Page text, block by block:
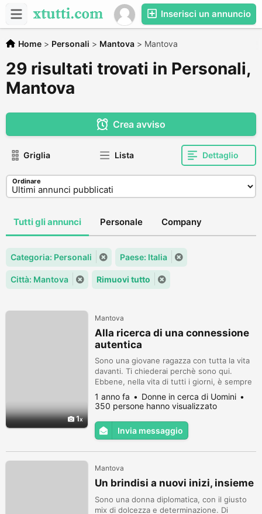
Inserisci un annuncio
Home > Personali > Mantova > Mantova
29 risultati trovati in Personali,
Mantova
Crea avviso
Griglia Lista Dettaglio
Ordinare
Tutti gli annunci Personale Company
Categoria: Personali Paese: Italia
Città: Mantova Rimuovi tutto
1
Mantova
Alla ricerca di una connessione
autentica
Sono una giovane ragazza con tutta la vita
davanti. Ti chiederai perchè sono qui.
Ebbene, nella vita di tutti i giorni, è sempre
più difficile trovare un ragazzo posato, un
ragazzo che guardi al futuro con ottimismo,
che pensi al domani con progetti e sogni da
realizzare. Sei tu?
1 anno fa
Donne in cerca di Uomini
350 persone hanno visualizzato
Invia messaggio
Mantova
Un brindisi a nuovi inizi, insieme
Sono una donna diplomatica, con il giusto
mix di dolcezza e determinazione. Di